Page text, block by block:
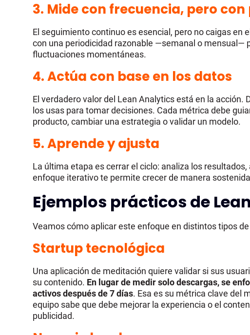
3. Mide con frecuencia, pero
El seguimiento continuo es esencial, pero no caigas en
con una periodicidad razonable —semanal o mensual—
fluctuaciones momentáneas.
4. Actúa con base en los datos
El verdadero valor del Lean Analytics está en la acción.
los usas para tomar decisiones. Cada métrica debe
producto, cambiar una estrategia o validar un modelo.
5.Aprende y ajusta
La última etapa es cerrar el ciclo: analiza los
enfoque iterativo te permite crecer de manera
Ejemplos prácticos de
Veamos cómo aplicar este enfoque en distintos tipos
Startup tecnológica
Una aplicación de meditación quiere validar si sus
su contenido. En lugar de medir solo descargas, se
activos después de 7 días. Esa es su métrica clave del
equipo sabe que debe mejorar la experiencia o el
publicidad.